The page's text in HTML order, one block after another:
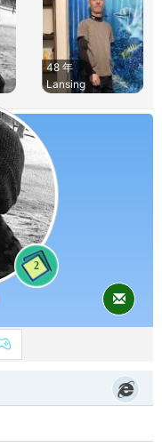
48 年
Lansing
2